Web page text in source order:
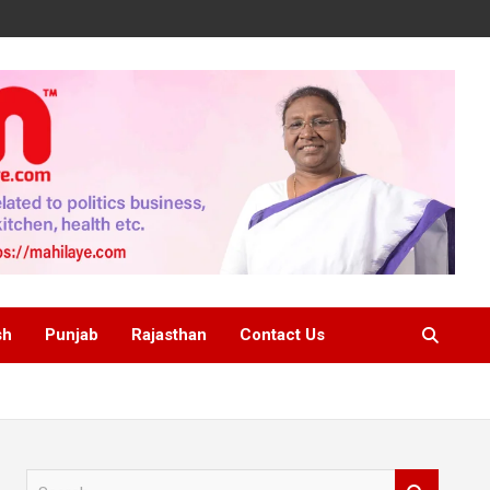
Punjab Rajasthan Contact Us